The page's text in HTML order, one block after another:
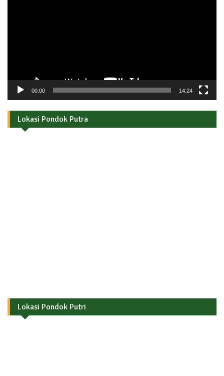
00:00 14:24
Lokasi Pondok Putra
Lokasi Pondok Putri